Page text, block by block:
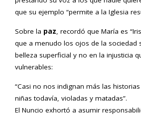
que su ejemplo “permite a la Iglesia
Sobre la paz, recordó que María es
que a menudo los ojos de la sociedad
belleza superficial y no en la injusticia
vulnerables:
“Casi no nos indignan más las
niñas todavía, violadas y matadas”.
El Nuncio exhortó a asumir